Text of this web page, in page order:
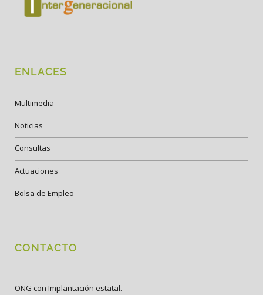
ENLACES
Multimedia
Noticias
Consultas
Actuaciones
Bolsa de Empleo
CONTACTO
ONG con Implantación estatal.